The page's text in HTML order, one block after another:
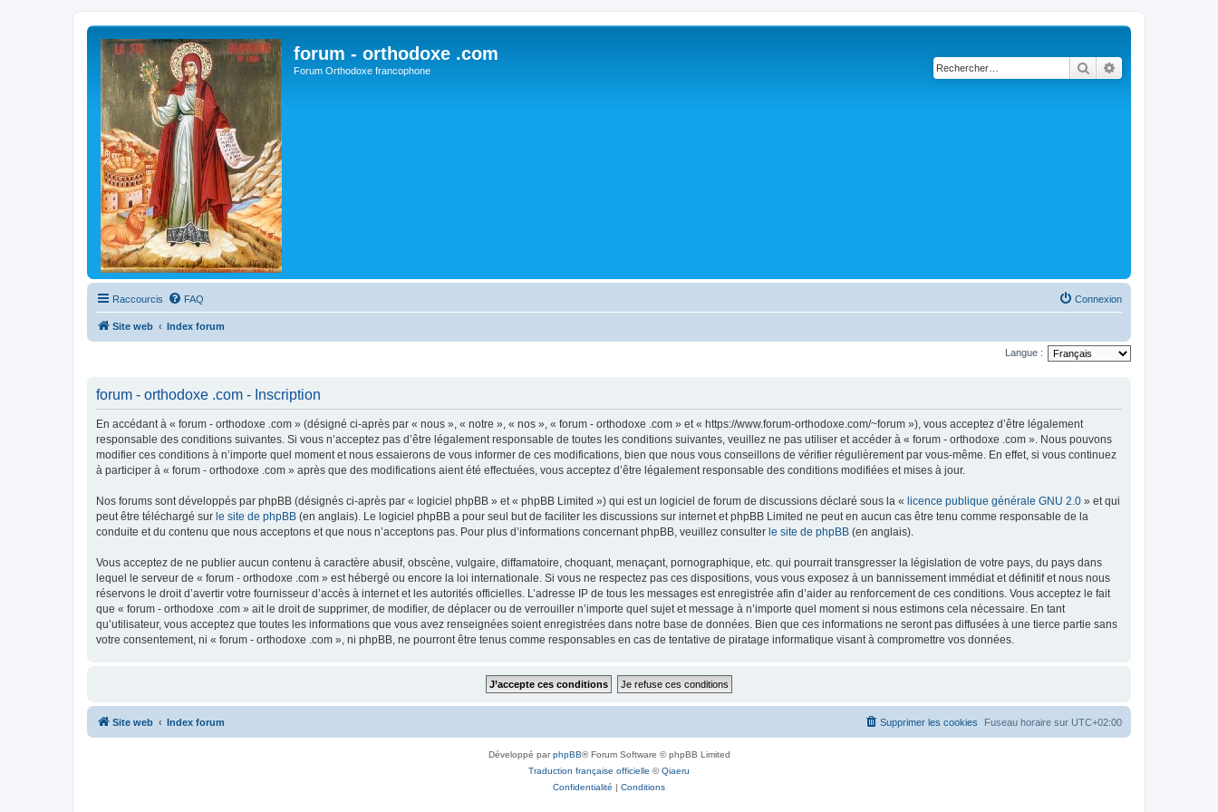
forum - orthodoxe .com
Forum Orthodoxe francophone Rechercher
Raccourcis FAQ Connexion
Site web Index forum
Langue :
forum - orthodoxe .com - Inscription
En accédant à « forum - orthodoxe .com » (désigné ci-après par « nous », « notre », « nos », « forum - orthodoxe .com » et « https://www.forum-orthodoxe.com/~forum »), vous acceptez d’être légalement
responsable des conditions suivantes. Si vous n’acceptez pas d’être légalement responsable de toutes les conditions suivantes, veuillez ne pas utiliser et accéder à « forum - orthodoxe .com ». Nous pouvons
modifier ces conditions à n’importe quel moment et nous essaierons de vous informer de ces modifications, bien que nous vous conseillons de vérifier régulièrement par vous-même. En effet, si vous continuez
à participer à « forum - orthodoxe .com » après que des modifications aient été effectuées, vous acceptez d’être légalement responsable des conditions modifiées et mises à jour.
Nos forums sont développés par phpBB (désignés ci-après par « logiciel phpBB » et « phpBB Limited ») qui est un logiciel de forum de discussions déclaré sous la « licence publique générale GNU 2.0 » et qui
peut être téléchargé sur le site de phpBB (en anglais). Le logiciel phpBB a pour seul but de faciliter les discussions sur internet et phpBB Limited ne peut en aucun cas être tenu comme responsable de la
conduite et du contenu que nous acceptons et que nous n’acceptons pas. Pour plus d’informations concernant phpBB, veuillez consulter le site de phpBB (en anglais).
Vous acceptez de ne publier aucun contenu à caractère abusif, obscène, vulgaire, diffamatoire, choquant, menaçant, pornographique, etc. qui pourrait transgresser la législation de votre pays, du pays dans
lequel le serveur de « forum - orthodoxe .com » est hébergé ou encore la loi internationale. Si vous ne respectez pas ces dispositions, vous vous exposez à un bannissement immédiat et définitif et nous nous
réservons le droit d’avertir votre fournisseur d’accès à internet et les autorités officielles. L’adresse IP de tous les messages est enregistrée afin d’aider au renforcement de ces conditions. Vous acceptez le fait
que « forum - orthodoxe .com » ait le droit de supprimer, de modifier, de déplacer ou de verrouiller n’importe quel sujet et message à n’importe quel moment si nous estimons cela nécessaire. En tant
qu’utilisateur, vous acceptez que toutes les informations que vous avez renseignées soient enregistrées dans notre base de données. Bien que ces informations ne seront pas diffusées à une tierce partie sans
votre consentement, ni « forum - orthodoxe .com », ni phpBB, ne pourront être tenus comme responsables en cas de tentative de piratage informatique visant à compromettre vos données.
Site web Index forum Fuseau horaire sur UTC+02:00
Supprimer les cookies
Développé parphpBB® Forum Software © phpBB Limited
Traduction française officielle ©Qiaeru
Confidentialité | Conditions